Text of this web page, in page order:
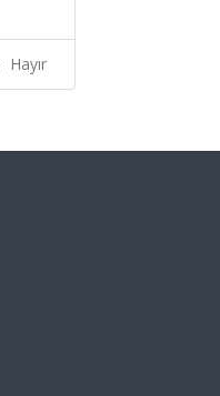
Hayır